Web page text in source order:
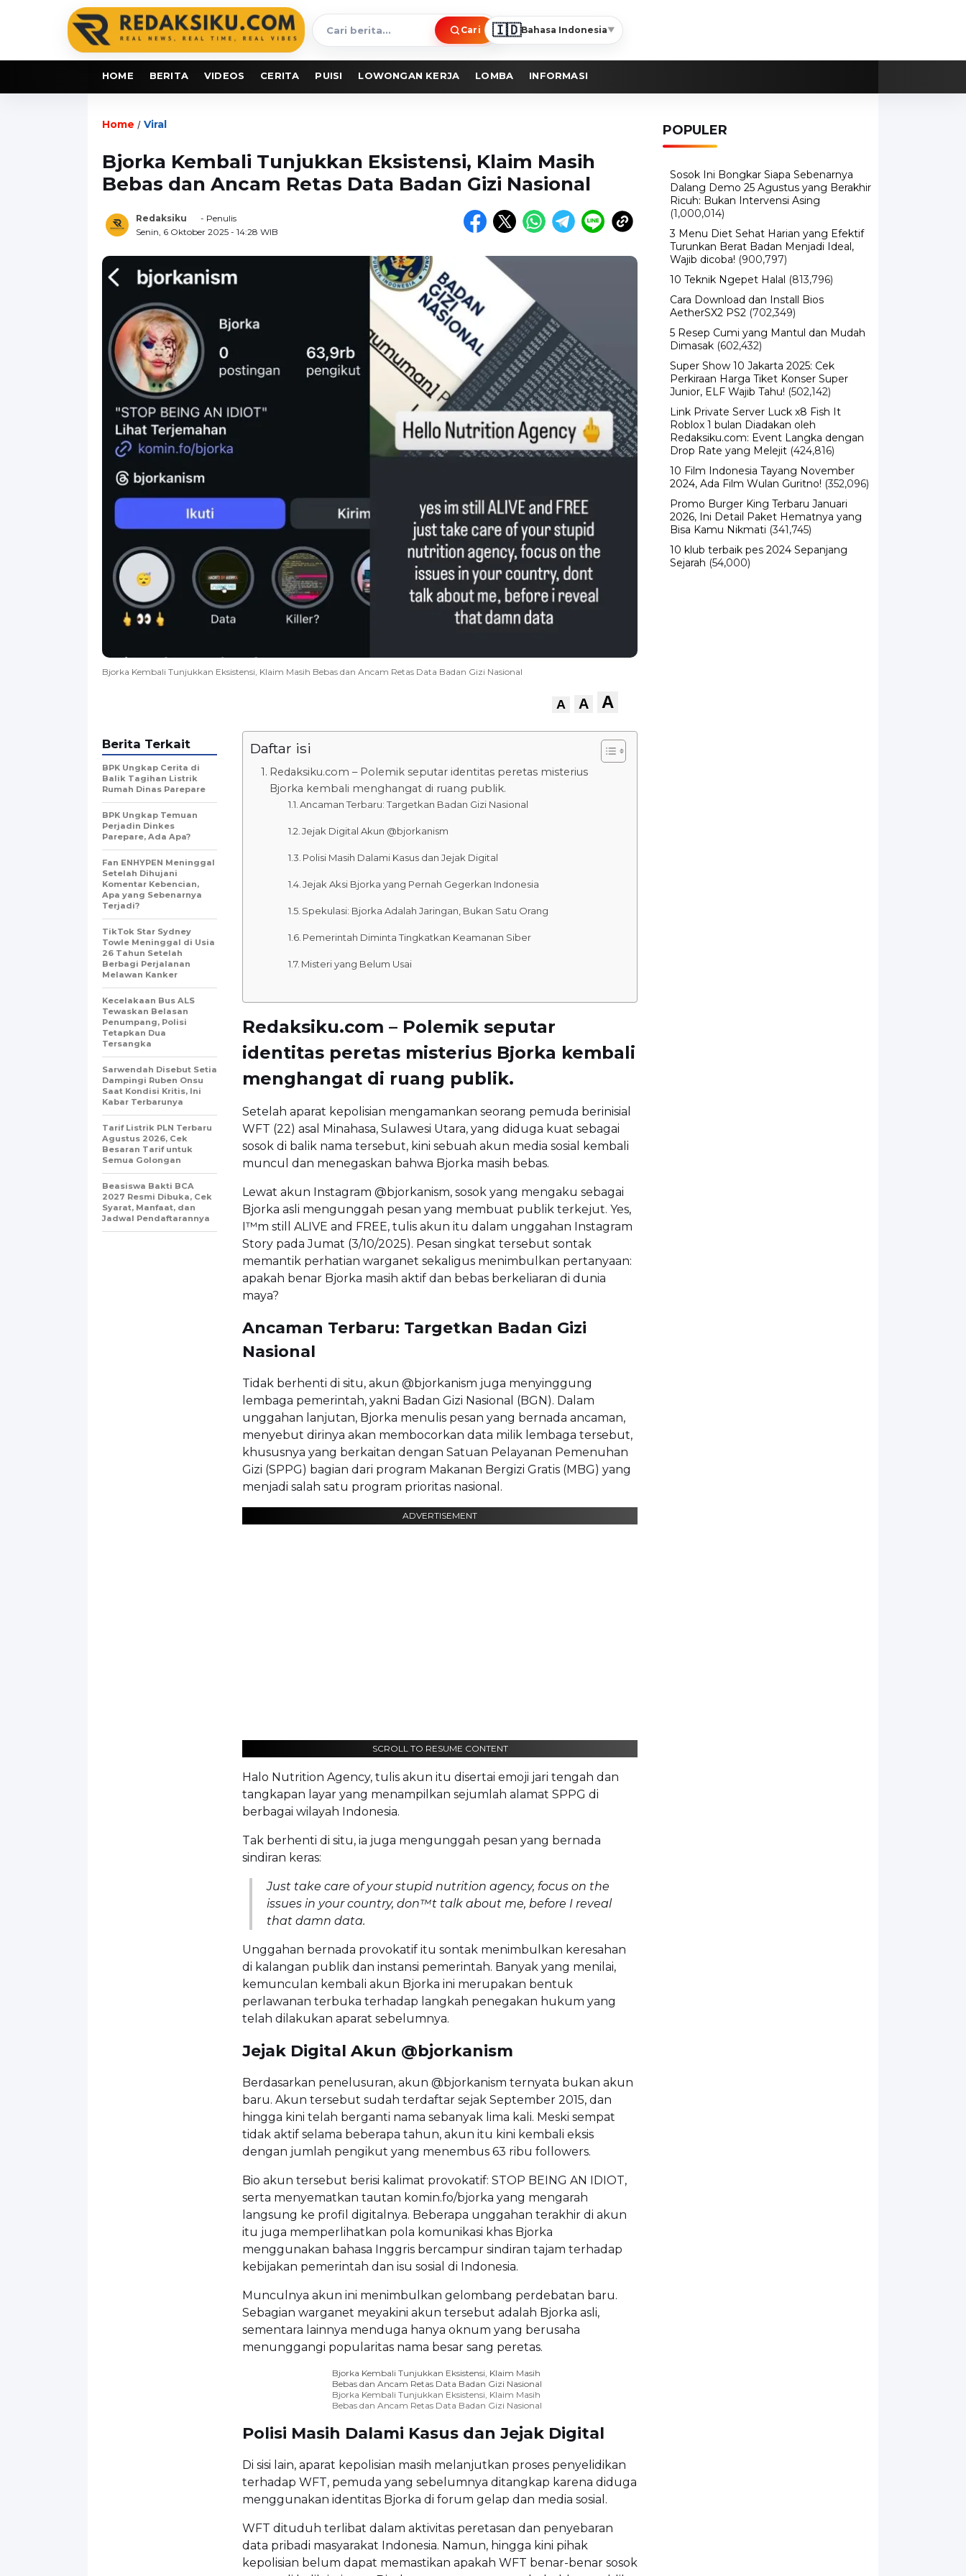
Cari
berita
Cari 🇮🇩Bahasa Indonesia▼
HOME BERITA VIDEOS CERITA PUISI LOWONGAN KERJA LOMBA INFORMASI
Home / Viral
Bjorka Kembali Tunjukkan Eksistensi, Klaim Masih
Bebas dan Ancam Retas Data Badan Gizi Nasional
Redaksiku
- Penulis
Senin, 6 Oktober 2025 - 14:28 WIB
Bjorka Kembali Tunjukkan Eksistensi, Klaim Masih Bebas dan Ancam Retas Data Badan Gizi Nasional
A A A
Daftar isi
Redaksiku.com – Polemik seputar identitas peretas misterius
Bjorka kembali menghangat di ruang publik.
Ancaman Terbaru: Targetkan Badan Gizi Nasional
Jejak Digital Akun @bjorkanism
Polisi Masih Dalami Kasus dan Jejak Digital
Jejak Aksi Bjorka yang Pernah Gegerkan Indonesia
Spekulasi: Bjorka Adalah Jaringan, Bukan Satu Orang
Pemerintah Diminta Tingkatkan Keamanan Siber
Misteri yang Belum Usai
Redaksiku.com – Polemik seputar
identitas peretas misterius Bjorka kembali
menghangat di ruang publik.
Setelah aparat kepolisian mengamankan seorang pemuda berinisial
WFT (22) asal Minahasa, Sulawesi Utara, yang diduga kuat sebagai
sosok di balik nama tersebut, kini sebuah akun media sosial kembali
muncul dan menegaskan bahwa Bjorka masih bebas.
Lewat akun Instagram @bjorkanism, sosok yang mengaku sebagai
Bjorka asli mengunggah pesan yang membuat publik terkejut. Yes,
I™m still ALIVE and FREE, tulis akun itu dalam unggahan Instagram
Story pada Jumat (3/10/2025). Pesan singkat tersebut sontak
memantik perhatian warganet sekaligus menimbulkan pertanyaan:
apakah benar Bjorka masih aktif dan bebas berkeliaran di dunia
maya?
Ancaman Terbaru: Targetkan Badan Gizi
Nasional
Tidak berhenti di situ, akun @bjorkanism juga menyinggung
lembaga pemerintah, yakni Badan Gizi Nasional (BGN). Dalam
unggahan lanjutan, Bjorka menulis pesan yang bernada ancaman,
menyebut dirinya akan membocorkan data milik lembaga tersebut,
khususnya yang berkaitan dengan Satuan Pelayanan Pemenuhan
Gizi (SPPG) bagian dari program Makanan Bergizi Gratis (MBG) yang
menjadi salah satu program prioritas nasional.
ADVERTISEMENT
SCROLL TO RESUME CONTENT
Halo Nutrition Agency, tulis akun itu disertai emoji jari tengah dan
tangkapan layar yang menampilkan sejumlah alamat SPPG di
berbagai wilayah Indonesia.
Tak berhenti di situ, ia juga mengunggah pesan yang bernada
sindiran keras:
Just take care of your stupid nutrition agency, focus on the
issues in your country, don™t talk about me, before I reveal
that damn data.
Unggahan bernada provokatif itu sontak menimbulkan keresahan
di kalangan publik dan instansi pemerintah. Banyak yang menilai,
kemunculan kembali akun Bjorka ini merupakan bentuk
perlawanan terbuka terhadap langkah penegakan hukum yang
telah dilakukan aparat sebelumnya.
Jejak Digital Akun @bjorkanism
Berdasarkan penelusuran, akun @bjorkanism ternyata bukan akun
baru. Akun tersebut sudah terdaftar sejak September 2015, dan
hingga kini telah berganti nama sebanyak lima kali. Meski sempat
tidak aktif selama beberapa tahun, akun itu kini kembali eksis
dengan jumlah pengikut yang menembus 63 ribu followers.
Bio akun tersebut berisi kalimat provokatif: STOP BEING AN IDIOT,
serta menyematkan tautan komin.fo/bjorka yang mengarah
langsung ke profil digitalnya. Beberapa unggahan terakhir di akun
itu juga memperlihatkan pola komunikasi khas Bjorka
menggunakan bahasa Inggris bercampur sindiran tajam terhadap
kebijakan pemerintah dan isu sosial di Indonesia.
Munculnya akun ini menimbulkan gelombang perdebatan baru.
Sebagian warganet meyakini akun tersebut adalah Bjorka asli,
sementara lainnya menduga hanya oknum yang berusaha
menunggangi popularitas nama besar sang peretas.
Bjorka Kembali Tunjukkan Eksistensi, Klaim Masih
Bebas dan Ancam Retas Data Badan Gizi Nasional
Bjorka Kembali Tunjukkan Eksistensi, Klaim Masih
Bebas dan Ancam Retas Data Badan Gizi Nasional
Polisi Masih Dalami Kasus dan Jejak Digital
Di sisi lain, aparat kepolisian masih melanjutkan proses penyelidikan
terhadap WFT, pemuda yang sebelumnya ditangkap karena diduga
menggunakan identitas Bjorka di forum gelap dan media sosial.
WFT dituduh terlibat dalam aktivitas peretasan dan penyebaran
data pribadi masyarakat Indonesia. Namun, hingga kini pihak
kepolisian belum dapat memastikan apakah WFT benar-benar sosok
Berita Terkait
BPK Ungkap Cerita di
Balik Tagihan Listrik
Rumah Dinas Parepare
BPK Ungkap Temuan
Perjadin Dinkes
Parepare, Ada Apa?
Fan ENHYPEN Meninggal
Setelah Dihujani
Komentar Kebencian,
Apa yang Sebenarnya
Terjadi?
TikTok Star Sydney
Towle Meninggal di Usia
26 Tahun Setelah
Berbagi Perjalanan
Melawan Kanker
Kecelakaan Bus ALS
Tewaskan Belasan
Penumpang, Polisi
Tetapkan Dua
Tersangka
Sarwendah Disebut Setia
Dampingi Ruben Onsu
Saat Kondisi Kritis, Ini
Kabar Terbarunya
Tarif Listrik PLN Terbaru
Agustus 2026, Cek
Besaran Tarif untuk
Semua Golongan
Beasiswa Bakti BCA
2027 Resmi Dibuka, Cek
Syarat, Manfaat, dan
Jadwal Pendaftarannya
POPULER
Sosok Ini Bongkar Siapa Sebenarnya
Dalang Demo 25 Agustus yang Berakhir
Ricuh: Bukan Intervensi Asing
(1,000,014)
3 Menu Diet Sehat Harian yang Efektif
Turunkan Berat Badan Menjadi Ideal,
Wajib dicoba! (900,797)
10 Teknik Ngepet Halal (813,796)
Cara Download dan Install Bios
AetherSX2 PS2 (702,349)
5 Resep Cumi yang Mantul dan Mudah
Dimasak (602,432)
Super Show 10 Jakarta 2025: Cek
Perkiraan Harga Tiket Konser Super
Junior, ELF Wajib Tahu! (502,142)
Link Private Server Luck x8 Fish It
Roblox 1 bulan Diadakan oleh
Redaksiku.com: Event Langka dengan
Drop Rate yang Melejit (424,816)
10 Film Indonesia Tayang November
2024, Ada Film Wulan Guritno! (352,096)
Promo Burger King Terbaru Januari
2026, Ini Detail Paket Hematnya yang
Bisa Kamu Nikmati (341,745)
10 klub terbaik pes 2024 Sepanjang
Sejarah (54,000)